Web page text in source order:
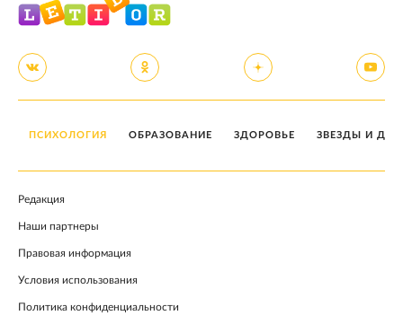
ПСИХОЛОГИЯ ОБРАЗОВАНИЕ ЗДОРОВЬЕ ЗВЕЗДЫ И
Редакция
Наши партнеры
Правовая информация
Условия использования
Политика конфиденциальности